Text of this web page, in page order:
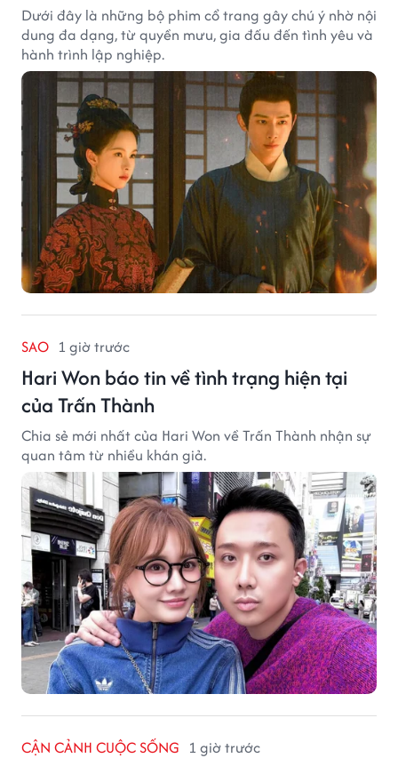
Dưới đây là những bộ phim cổ trang gây chú ý nhờ nội
dung đa dạng, từ quyền mưu, gia đấu đến tình yêu và
hành trình lập nghiệp.
SAO 1 giờ trước
Hari Won báo tin về tình trạng hiện tại
của Trấn Thành
Chia sẻ mới nhất của Hari Won về Trấn Thành nhận sự
quan tâm từ nhiều khán giả.
CẬN CẢNH CUỘC SỐNG 1 giờ trước